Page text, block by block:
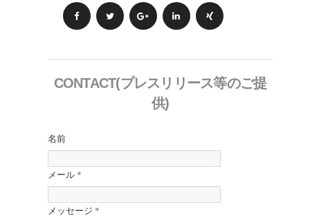
CONTACT(プレスリリース等のご提
供)
名前
メール *
メッセージ *